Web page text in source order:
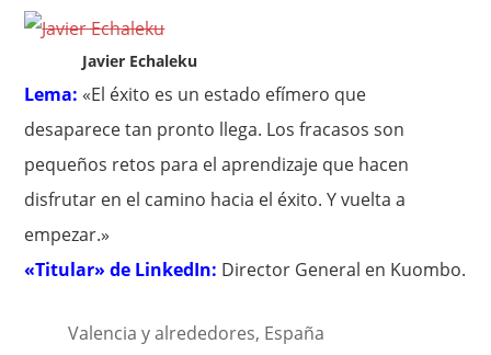
Javier Echaleku
Lema: «El éxito es un estado efímero que
desaparece tan pronto llega. Los fracasos son
pequeños retos para el aprendizaje que hacen
disfrutar en el camino hacia el éxito. Y vuelta a
empezar.»
«Titular» de LinkedIn: Director General en Kuombo.
Valencia y alrededores, España